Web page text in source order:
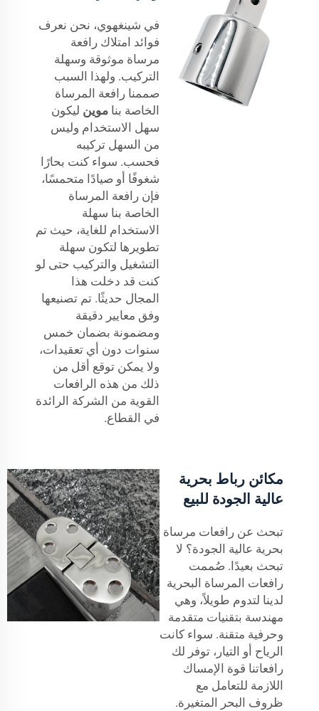
في شينغهوي، نحن نعرف
فوائد امتلاك رافعة
مرساة موثوقة وسهلة
التركيب. ولهذا السبب
صممنا رافعة المرساة
الخاصة بنا موين ليكون
سهل الاستخدام وليس
من السهل تركيبه
فحسب. سواء كنت بحارًا
شغوفًا أو صيادًا متحمسًا،
فإن رافعة المرساة
الخاصة بنا سهلة
الاستخدام للغاية، حيث تم
تطويرها لتكون سهلة
التشغيل والتركيب حتى لو
كنت قد دخلت هذا
المجال حديثًا. تم تصنيعها
وفق معايير دقيقة
ومضمونة بضمان خمس
سنوات دون أي تعقيدات،
ولا يمكن توقع أقل من
ذلك من هذه الرافعات
القوية من الشركة الرائدة
في القطاع.
مكائن رباط بحرية
عالية الجودة للبيع
تبحث عن رافعات مرساة
بحرية عالية الجودة؟ لا
تبحث بعيدًا. صُممت
رافعات المرساة البحرية
لدينا لتدوم طويلاً، وهي
مهندسة بتقنيات متقدمة
وحرفية متقنة. سواء كانت
الرياح أو التيار، توفر لك
رافعاتنا قوة الإمساك
اللازمة للتعامل مع
ظروف البحر المتغيرة.